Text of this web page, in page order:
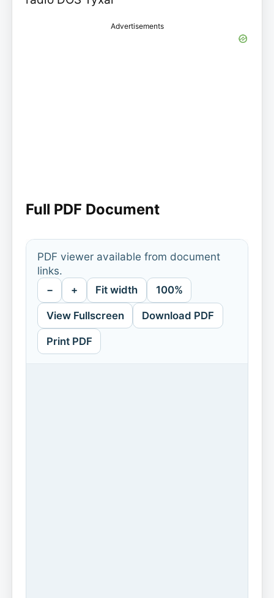
Advertisements
Full PDF Document
PDF viewer available from document
links.
− + Fit width 100%
View Fullscreen Download PDF
Print PDF